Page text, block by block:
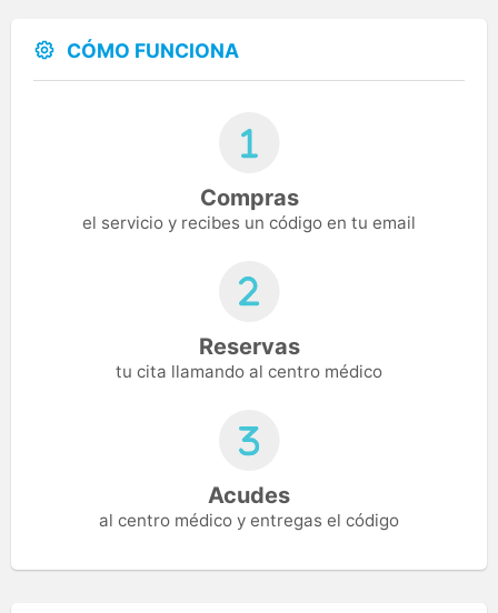
CÓMO FUNCIONA
Compras
el servicio y recibes un código en tu email
Reservas
tu cita llamando al centro médico
Acudes
al centro médico y entregas el código